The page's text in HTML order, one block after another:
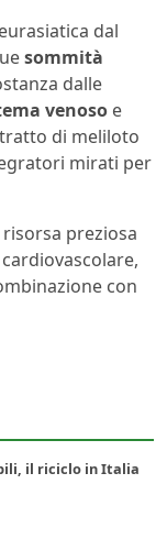
dal
sommità
dalle
venoso e
di meliloto
mirati per
preziosa
con
il riciclo in Italia